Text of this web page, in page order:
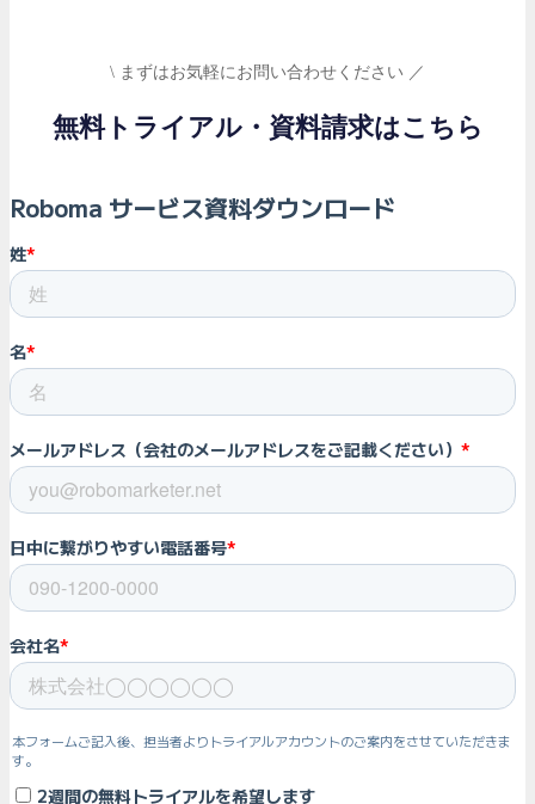
\ まずはお気軽にお問い合わせください ／
無料トライアル・資料請求はこちら